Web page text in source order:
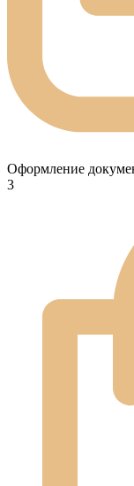
Оформление
3